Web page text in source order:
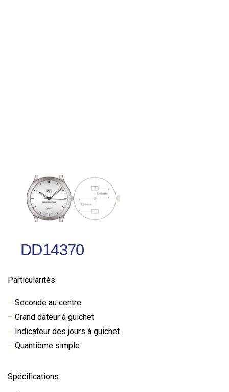
DD14370
Particularités
– Seconde au centre
– Grand dateur à guichet
– Indicateur des jours à guichet
– Quantième simple
Spécifications